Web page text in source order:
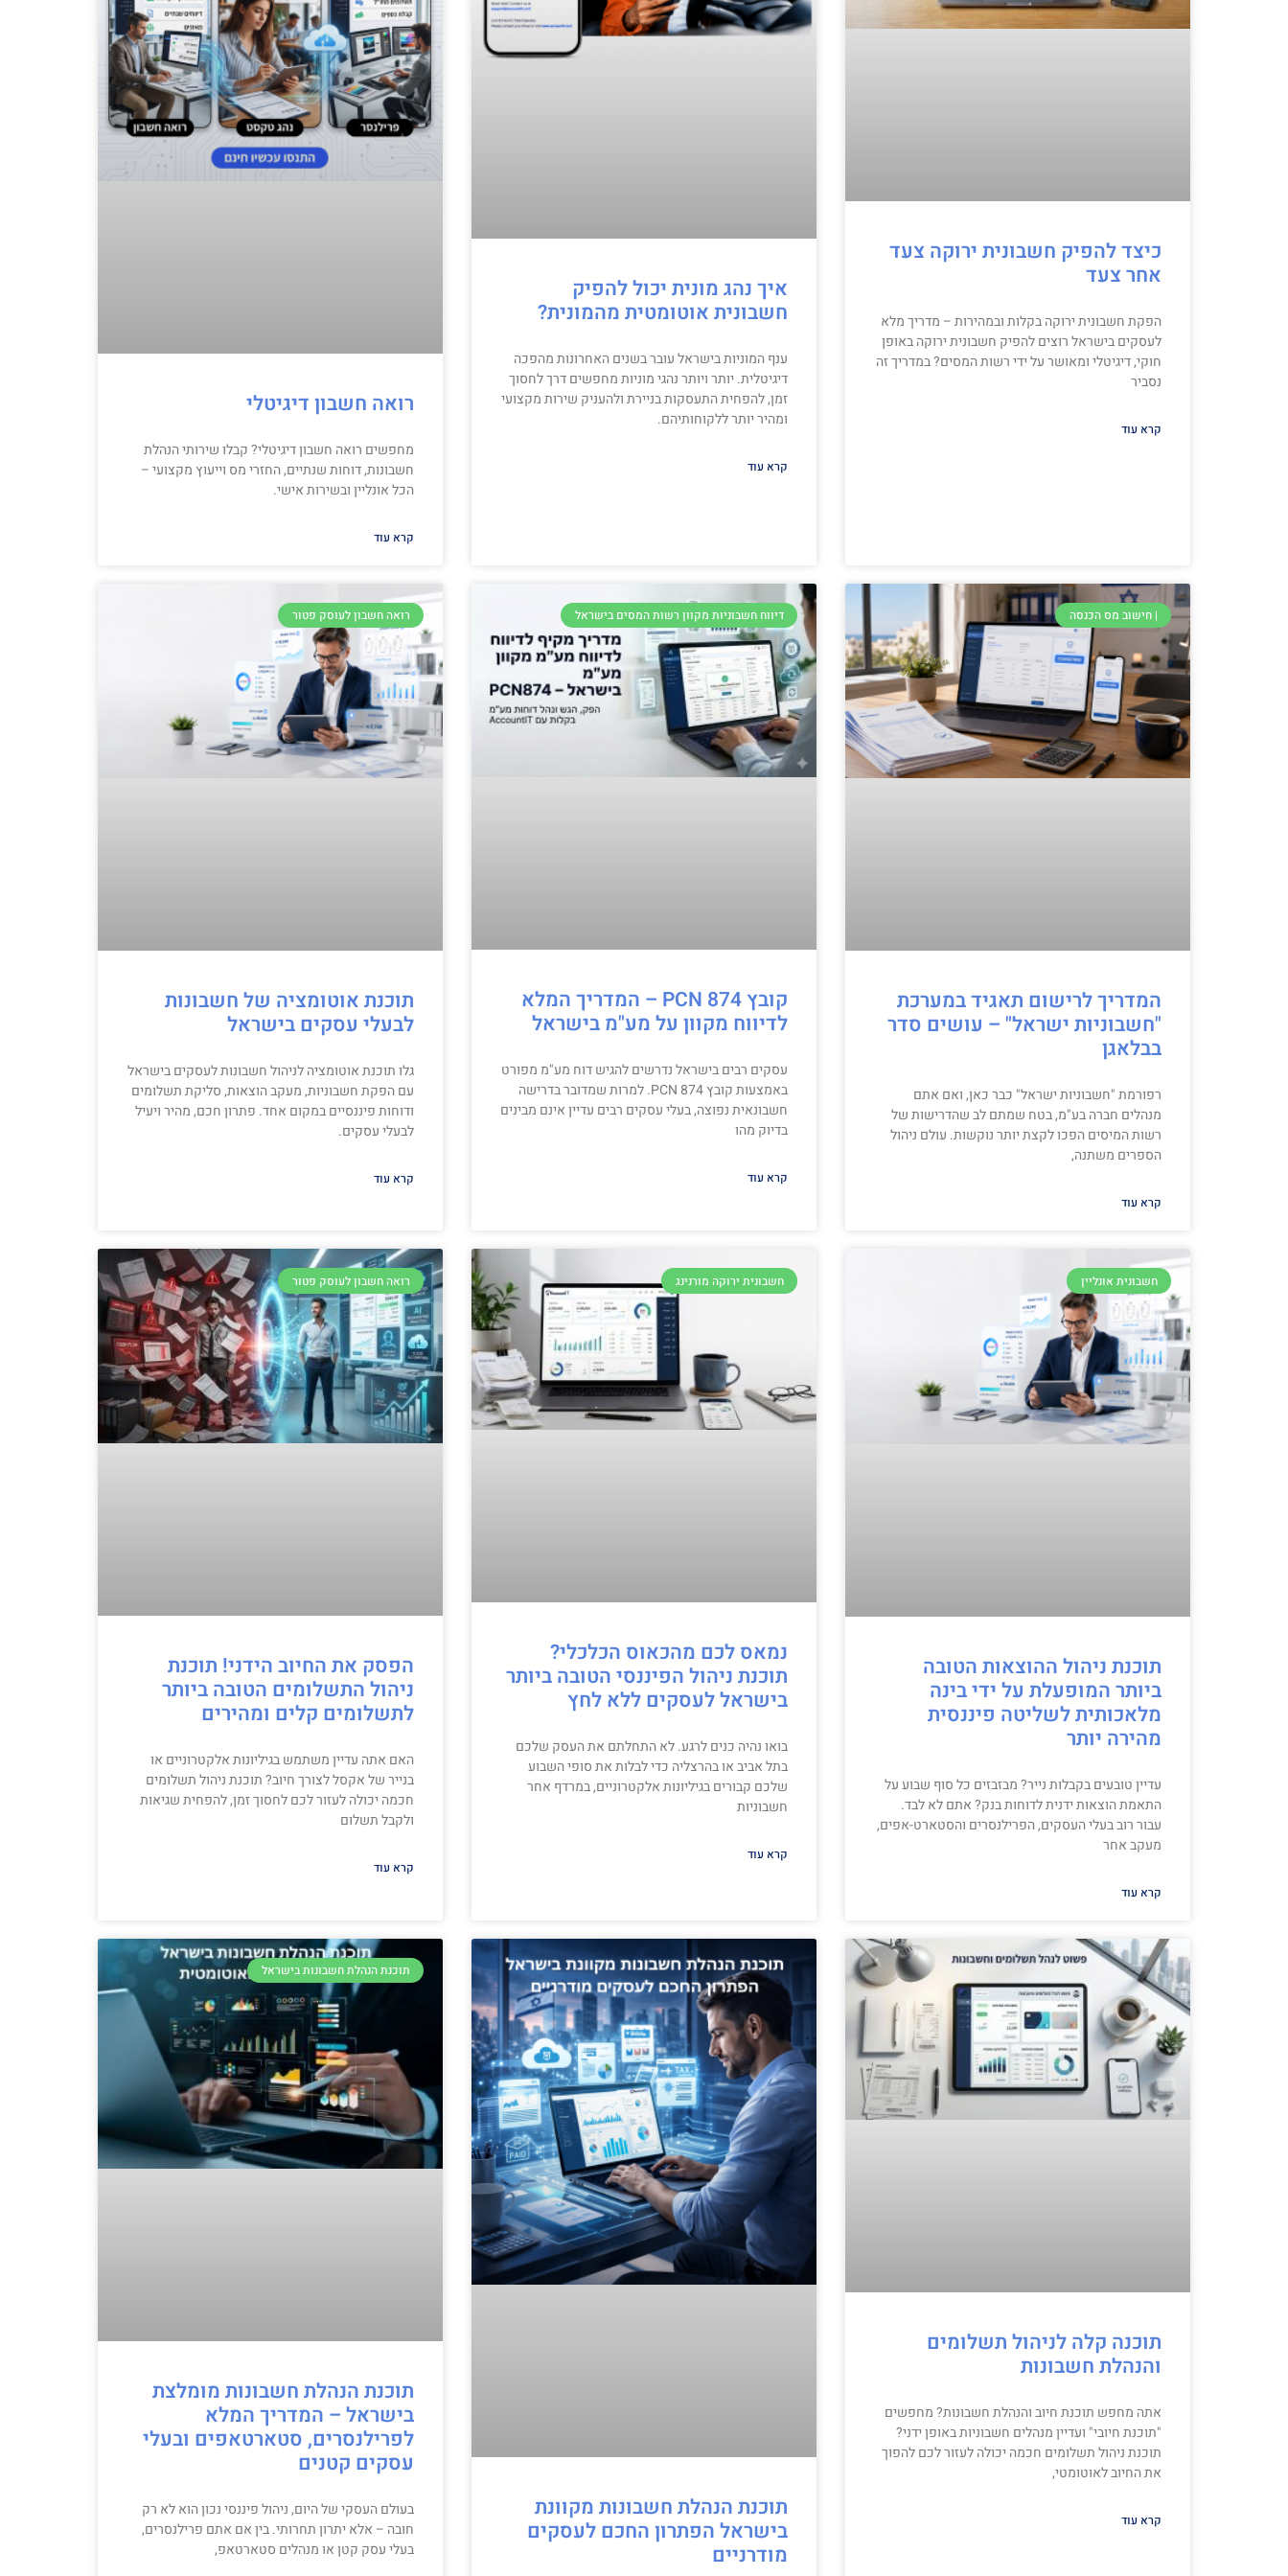
כיצד להפיק חשבונית ירוקה צעד
אחר צעד
הפקת חשבונית ירוקה בקלות ובמהירות – מדריך מלא
לעסקים בישראל רוצים להפיק חשבונית ירוקה באופן
חוקי, דיגיטלי ומאושר על ידי רשות המסים? במדריך זה
נסביר
קרא עוד
איך נהג מונית יכול להפיק
חשבונית אוטומטית מהמונית?
ענף המוניות בישראל עובר בשנים האחרונות מהפכה
דיגיטלית. יותר ויותר נהגי מוניות מחפשים דרך לחסוך
זמן, להפחית התעסקות בניירת ולהעניק שירות מקצועי
ומהיר יותר ללקוחותיהם.
קרא עוד
רואה חשבון דיגיטלי
מחפשים רואה חשבון דיגיטלי? קבלו שירותי הנהלת
חשבונות, דוחות שנתיים, החזרי מס וייעוץ מקצועי –
הכל אונליין ובשירות אישי.
קרא עוד
| חישוב מס הכנסה
המדריך לרישום תאגיד במערכת
"חשבוניות ישראל" – עושים סדר
בבלאגן
רפורמת "חשבוניות ישראל" כבר כאן, ואם אתם
מנהלים חברה בע"מ, בטח שמתם לב שהדרישות של
רשות המיסים הפכו לקצת יותר נוקשות. עולם ניהול
הספרים משתנה,
קרא עוד
דיווח חשבוניות מקוון רשות המסים בישראל
קובץ PCN 874 – המדריך המלא
לדיווח מקוון על מע"מ בישראל
עסקים רבים בישראל נדרשים להגיש דוח מע"מ מפורט
באמצעות קובץ PCN 874. למרות שמדובר בדרישה
חשבונאית נפוצה, בעלי עסקים רבים עדיין אינם מבינים
בדיוק מהו
קרא עוד
רואה חשבון לעוסק פטור
תוכנת אוטומציה של חשבונות
לבעלי עסקים בישראל
גלו תוכנת אוטומציה לניהול חשבונות לעסקים בישראל
עם הפקת חשבוניות, מעקב הוצאות, סליקת תשלומים
ודוחות פיננסיים במקום אחד. פתרון חכם, מהיר ויעיל
לבעלי עסקים.
קרא עוד
חשבונית אונליין
תוכנת ניהול ההוצאות הטובה
ביותר המופעלת על ידי בינה
מלאכותית לשליטה פיננסית
מהירה יותר
עדיין טובעים בקבלות נייר? מבזבזים כל סוף שבוע על
התאמת הוצאות ידנית לדוחות בנק? אתם לא לבד.
עבור רוב בעלי העסקים, הפרילנסרים והסטארט-אפים,
מעקב אחר
קרא עוד
חשבונית ירוקה מורנינג
נמאס לכם מהכאוס הכלכלי?
תוכנת ניהול הפיננסי הטובה ביותר
בישראל לעסקים ללא לחץ
בואו נהיה כנים לרגע. לא התחלתם את העסק שלכם
בתל אביב או בהרצליה כדי לבלות את סופי השבוע
שלכם קבורים בגיליונות אלקטרוניים, במרדף אחר
חשבוניות
קרא עוד
רואה חשבון לעוסק פטור
הפסק את החיוב הידני! תוכנת
ניהול התשלומים הטובה ביותר
לתשלומים קלים ומהירים
האם אתה עדיין משתמש בגיליונות אלקטרוניים או
בנייר של אקסל לצורך חיוב? תוכנת ניהול תשלומים
חכמה יכולה לעזור לכם לחסוך זמן, להפחית שגיאות
ולקבל תשלום
קרא עוד
תוכנה קלה לניהול תשלומים
והנהלת חשבונות
אתה מחפש תוכנת חיוב והנהלת חשבונות? מחפשים
"תוכנת חיובי" ועדיין מנהלים חשבוניות באופן ידני?
תוכנת ניהול תשלומים חכמה יכולה לעזור לכם להפוך
את החיוב לאוטומטי,
קרא עוד
תוכנת הנהלת חשבונות מקוונת
בישראל הפתרון החכם לעסקים
מודרניים
תוכנת הנהלת חשבונות בישראל
תוכנת הנהלת חשבונות מומלצת
בישראל – המדריך המלא
לפרילנסרים, סטארטאפים ובעלי
עסקים קטנים
בעולם העסקי של היום, ניהול פיננסי נכון הוא לא רק
חובה – אלא יתרון תחרותי. בין אם אתם פרילנסרים,
בעלי עסק קטן או מנהלים סטארטאפ,